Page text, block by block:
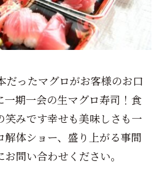
だったマグロがお客様のお口
一期一会の生マグロ寿司！食
笑みです幸せも美味しさも一
体ショー、盛り上がる事間
問い合わせください。